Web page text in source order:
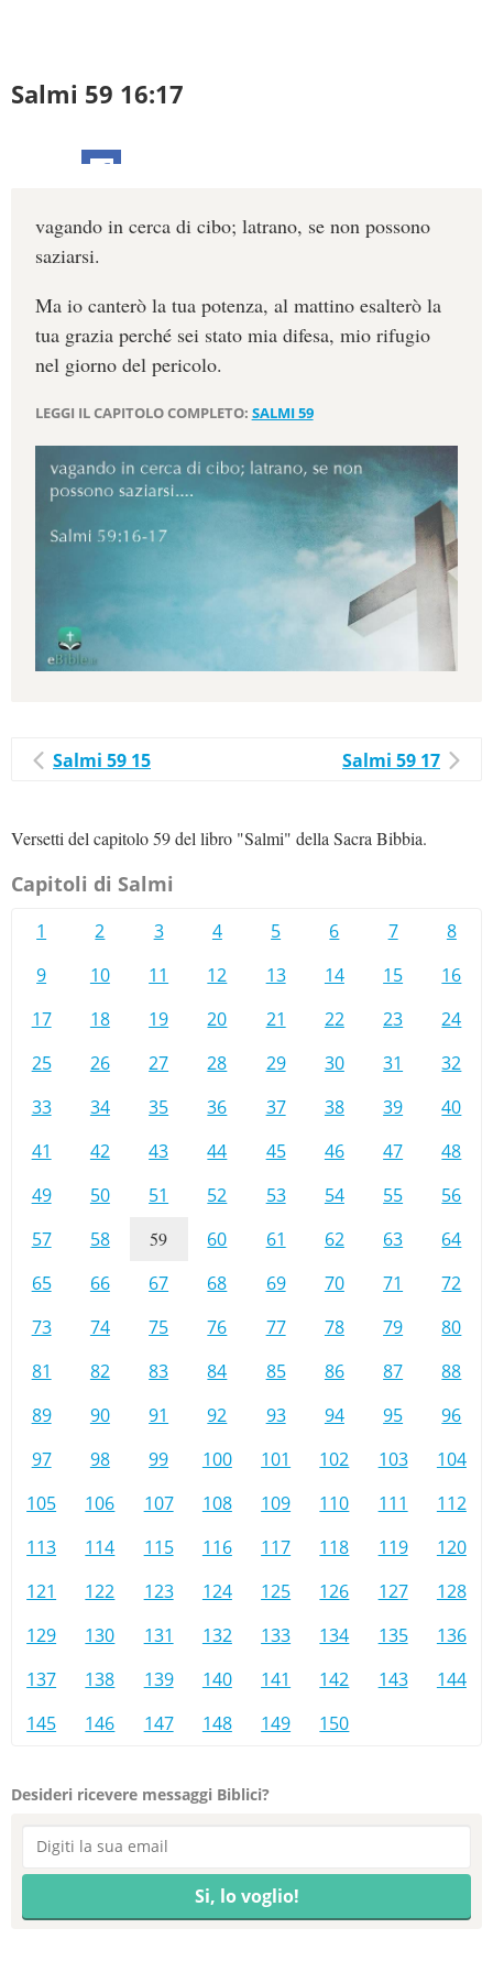
Salmi 59 16:17
vagando in cerca di cibo; latrano, se non possono
saziarsi.
Ma io canterò la tua potenza, al mattino esalterò la
tua grazia perché sei stato mia difesa, mio rifugio
nel giorno del pericolo.
LEGGI IL CAPITOLO COMPLETO: SALMI 59
Salmi 59 15 Salmi 59 17
Versetti del capitolo 59 del libro "Salmi" della Sacra Bibbia.
Capitoli di Salmi
1 2 3 4 5 6 7
8
9
10 11 12 13 14 15
16
17
18 19 20 21 22 23
24
25
26 27 28 29 30 31
32
33
34 35 36 37 38 39
40
41
42 43 44 45 46 47
48
49
50 51 52 53 54 55
56
57
58 59 60 61 62 63
64
65
66 67 68 69 70 71
72
73
74 75 76 77 78 79
80
81
82 83 84 85 86 87
88
89
90 91 92 93 94 95
96
97
98 99 100 101 102 103
104
105
106 107 108 109 110 111
112
113
114 115 116 117 118 119
120
121
122 123 124 125 126 127
128
129
130 131 132 133 134 135
136
137
138 139 140 141 142 143
144
145
146 147 148 149 150
Desideri ricevere messaggi Biblici?